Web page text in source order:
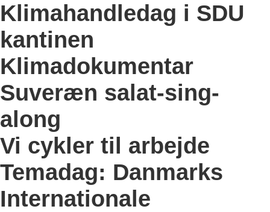
Klimahandledag i SDU
kantinen
Klimadokumentar
Suveræn salat-sing-
along
Vi cykler til arbejde
Temadag: Danmarks
Internationale